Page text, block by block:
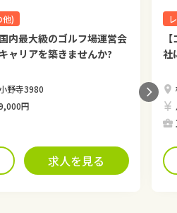
他)
内最大級のゴルフ場運営会
ャリアを築きませんか?
野寺3980
円
求人を見る
社